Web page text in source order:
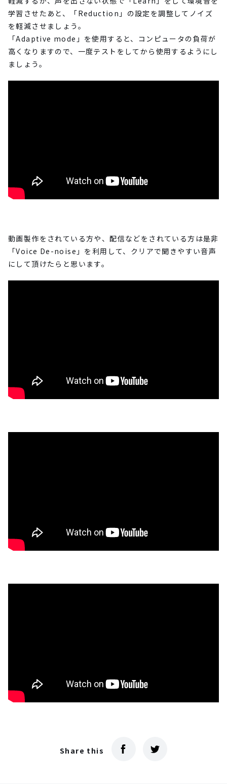
学習させたあと、「Reduction」の設定を調整してノイズ
を軽減させましょう。
「Adaptive mode」を使用すると、コンピュータの負荷が
高くなりますので、一度テストをしてから使用するようにし
ましょう。
動画製作をされている方や、配信などをされている方は是非
「Voice De-noise」を利用して、クリアで聞きやすい音声
にして頂けたらと思います。
Share this